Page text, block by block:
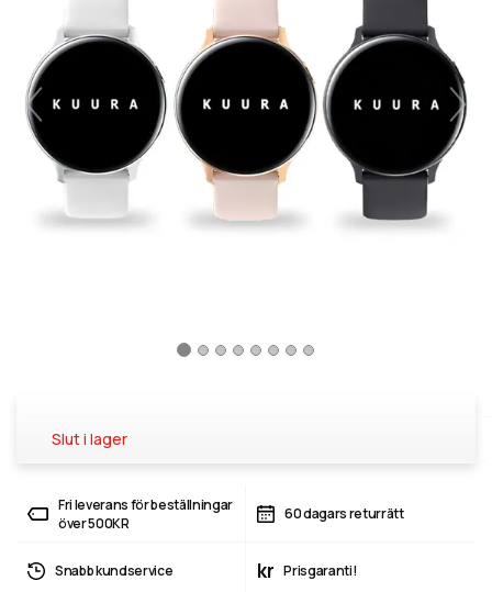
Slut i lager
Fri leverans för beställningar
över 500KR
60 dagars returrätt
Snabb kundservice kr Prisgaranti!